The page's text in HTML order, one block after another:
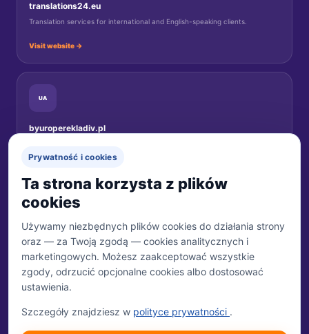
translations24.eu
Translation services for international and English-speaking clients.
Visit website →
UA
byuroperekladiv.pl
MARKA
Biuro Tłumaczeń 24
WŁAŚCICIEL
ul. Tulipanowa 24
Prywatność i cookies
Ta strona korzysta z plików
cookies
Używamy niezbędnych plików cookies do działania strony
oraz — za Twoją zgodą — cookies analitycznych i
marketingowych. Możesz zaakceptować wszystkie
zgody, odrzucić opcjonalne cookies albo dostosować
ustawienia.
Szczegóły znajdziesz w polityce prywatności .